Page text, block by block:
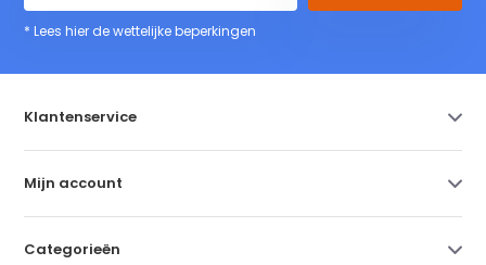
* Lees hier de wettelijke beperkingen
Klantenservice
Mijn account
Categorieën